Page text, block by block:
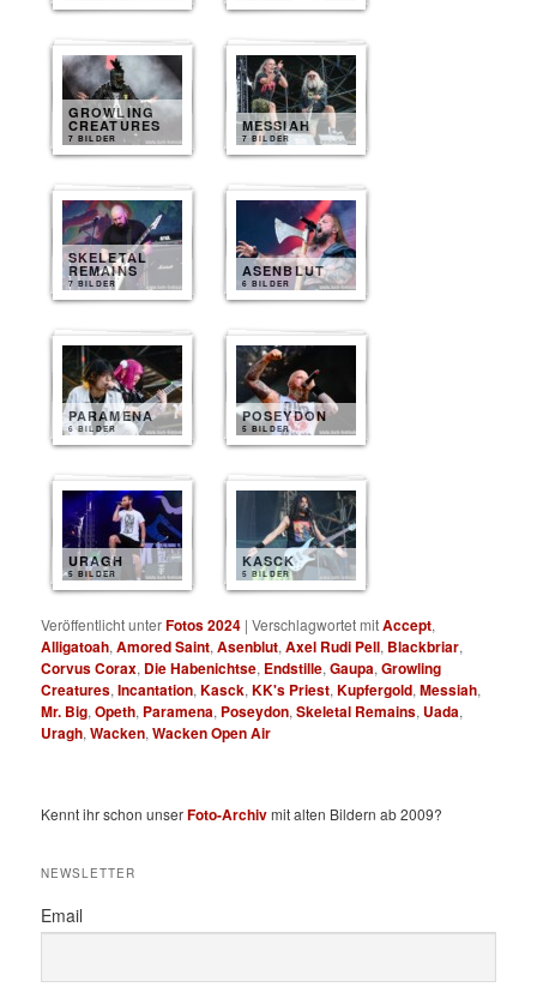
GROWLING
CREATURES
7 BILDER
MESSIAH
7 BILDER
SKELETAL
REMAINS
7 BILDER
ASENBLUT
6 BILDER
PARAMENA
6 BILDER
POSEYDON
5 BILDER
URAGH
5 BILDER
KASCK
5 BILDER
Veröffentlicht unterFotos 2024 |Verschlagwortet mitAccept,
Alligatoah,Amored Saint,Asenblut,Axel Rudi Pell, Blackbriar,
Corvus Corax, Die Habenichtse, Endstille,Gaupa,Growling
Creatures,Incantation,Kasck,KK's Priest,Kupfergold,Messiah,
Mr. Big,Opeth, Paramena, Poseydon,Skeletal Remains, Uada,
Uragh,Wacken,Wacken Open Air
Kennt ihr schon unserFoto-Archivmit alten Bildern ab 2009?
NEWSLETTER
Email